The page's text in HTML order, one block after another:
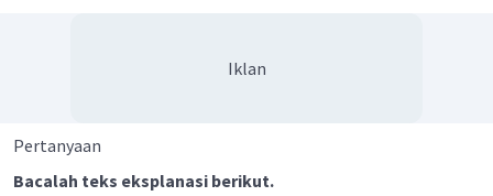
Iklan
Pertanyaan
Bacalah teks eksplanasi berikut.